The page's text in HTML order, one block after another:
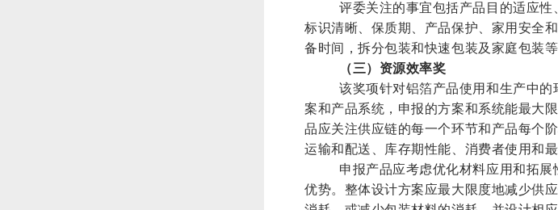
评委关注的事宜包括产品目的适应性
标识清晰、保质期、产品保护、家用安全
备时间，拆分包装和快速包装及家庭包装
（三）资源效率奖
该奖项针对铝箔产品使用和生产中
案和产品系统，申报的方案和系统能最大
品应关注供应链的每一个环节和产品每个
运输和配送、库存期性能、消费者使用和
申报产品应考虑优化材料应用和拓
优势。整体设计方案应最大限度地减少供